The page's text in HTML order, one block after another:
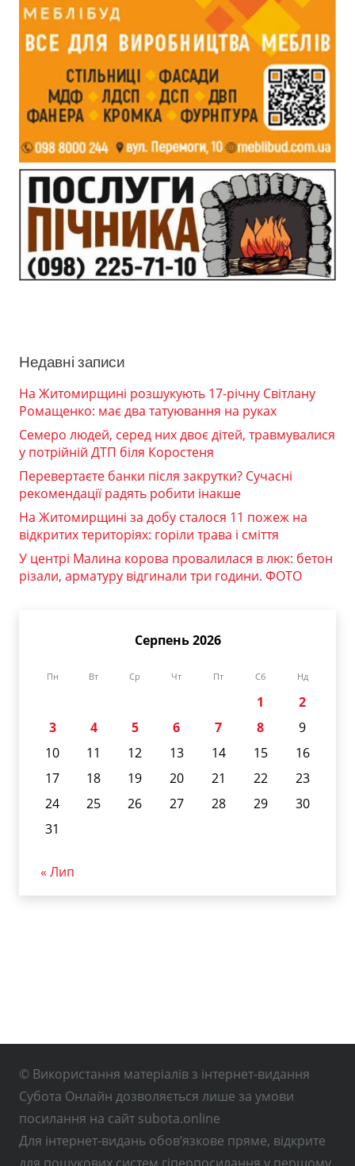
Недавні записи
На Житомирщині розшукують 17-річну Світлану
Ромащенко: має два татуювання на руках
Семеро людей, серед них двоє дітей, травмувалися
у потрійній ДТП біля Коростеня
Перевертаєте банки після закрутки? Сучасні
рекомендації радять робити інакше
На Житомирщині за добу сталося 11 пожеж на
відкритих територіях: горіли трава і сміття
У центрі Малина корова провалилася в люк: бетон
різали, арматуру відгинали три години. ФОТО
Серпень 2026
Пн Вт Ср Чт Пт Сб Нд
1
2
3
4 5 6 7 8
9
10
11 12 13 14 15
16
17
18 19 20 21 22
23
24
25 26 27 28 29
30
31
« Лип
© Використання матеріалів з інтернет-видання
Субота Онлайн дозволяється лише за умови
посилання на сайт subota.online
Для інтернет-видань обов’язкове пряме, відкрите